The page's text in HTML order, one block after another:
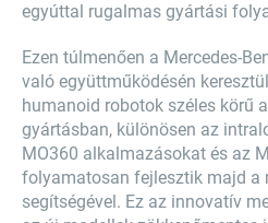
egyúttal rugalmas gyártási
Ezen túlmenően a Mercedes-
való együttműködésén
humanoid robotok széles körű
gyártásban, különösen az
MO360 alkalmazásokat és az
folyamatosan fejlesztik majd a
segítségével. Ez az innovatív